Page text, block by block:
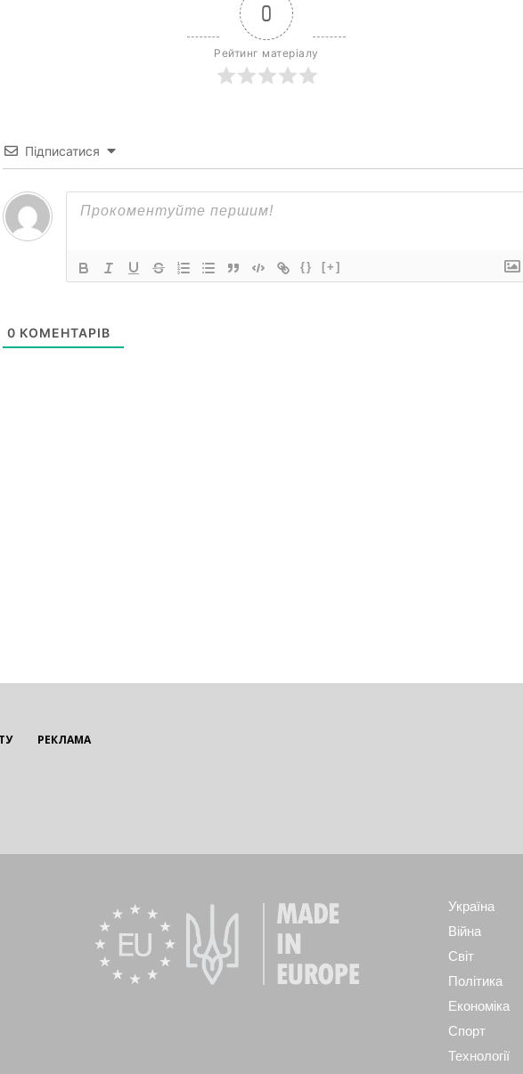
0
Рейтинг матеріалу
Підписатися
{} [+]
0 КОМЕНТАРІВ
РЕКЛАМА
Україна
Війна
Світ
Політика
Економіка
Спорт
Технології